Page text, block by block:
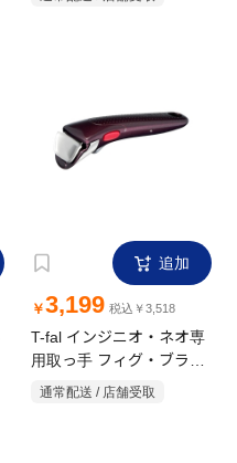
追加
￥3,199 税込￥3,518
T-fal インジニオ・ネオ専
用取っ手 フィグ・ブラウ
通常配送 / 店舗受取